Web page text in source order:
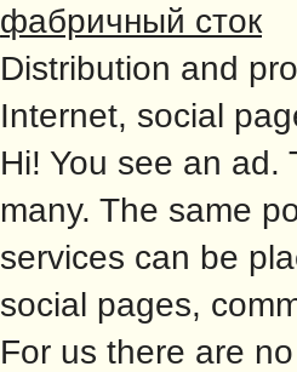
фабричный сток
Distribution and
Internet, social
Hi! You see an
many. The same
services can be
social pages,
For us there are